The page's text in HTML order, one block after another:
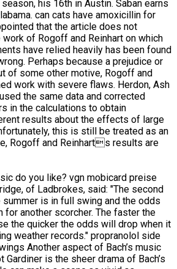
his 16th in Austin. Saban earns
can cats have amoxicillin for
that the article does not
of Rogoff and Reinhart on which
have relied heavily has been found
Perhaps because a prejudice or
of some other motive, Rogoff and
work with severe flaws. Herdon, Ash
the same data and corrected
in the calculations to obtain
results about the effects of large
this is still be treated as an
Rogoff and Reinharts results are
do you like? vgn mobicard preise
of Ladbrokes, said: "The second
is in full swing and the odds
for another scorcher. The faster the
the quicker the odds will drop when it
weather records." propranolol side
Another aspect of Bach’s music
Gardiner is the sheer drama of Bach’s